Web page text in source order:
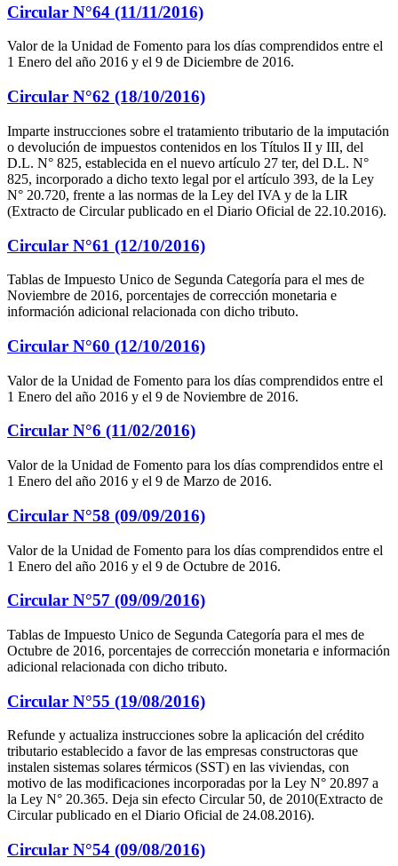
Circular N°64 (11/11/2016)
Valor de la Unidad de Fomento para los días comprendidos entre el
1 Enero del año 2016 y el 9 de Diciembre de 2016.
Circular N°62 (18/10/2016)
Imparte instrucciones sobre el tratamiento tributario de la imputación
o devolución de impuestos contenidos en los Títulos II y III, del
D.L. N° 825, establecida en el nuevo artículo 27 ter, del D.L. N°
825, incorporado a dicho texto legal por el artículo 393, de la Ley
N° 20.720, frente a las normas de la Ley del IVA y de la LIR
(Extracto de Circular publicado en el Diario Oficial de 22.10.2016).
Circular N°61 (12/10/2016)
Tablas de Impuesto Unico de Segunda Categoría para el mes de
Noviembre de 2016, porcentajes de corrección monetaria e
información adicional relacionada con dicho tributo.
Circular N°60 (12/10/2016)
Valor de la Unidad de Fomento para los días comprendidos entre el
1 Enero del año 2016 y el 9 de Noviembre de 2016.
Circular N°6 (11/02/2016)
Valor de la Unidad de Fomento para los días comprendidos entre el
1 Enero del año 2016 y el 9 de Marzo de 2016.
Circular N°58 (09/09/2016)
Valor de la Unidad de Fomento para los días comprendidos entre el
1 Enero del año 2016 y el 9 de Octubre de 2016.
Circular N°57 (09/09/2016)
Tablas de Impuesto Unico de Segunda Categoría para el mes de
Octubre de 2016, porcentajes de corrección monetaria e información
adicional relacionada con dicho tributo.
Circular N°55 (19/08/2016)
Refunde y actualiza instrucciones sobre la aplicación del crédito
tributario establecido a favor de las empresas constructoras que
instalen sistemas solares térmicos (SST) en las viviendas, con
motivo de las modificaciones incorporadas por la Ley N° 20.897 a
la Ley N° 20.365. Deja sin efecto Circular 50, de 2010(Extracto de
Circular publicado en el Diario Oficial de 24.08.2016).
Circular N°54 (09/08/2016)